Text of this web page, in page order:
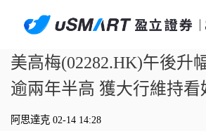
美高梅(02282.HK)午後升
逾兩年半高 獲大行維持看
阿思達克 02-14 14:28